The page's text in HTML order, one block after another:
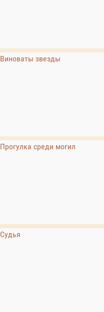
Виноваты звезды
Прогулка среди могил
Судья